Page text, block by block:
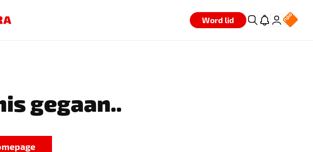
Word lid
gegaan..